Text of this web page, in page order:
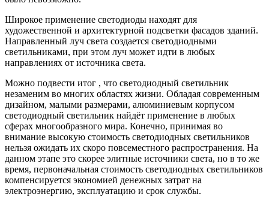
Широкое применение светодиоды находят для
художественной и архитектурной подсветки фасадов зданий.
Направленный луч света создается светодиодными
светильниками, при этом луч может идти в любых
направлениях от источника света.
Можно подвести итог , что светодиодный светильник
незаменим во многих областях жизни. Обладая современным
дизайном, малыми размерами, алюминиевым корпусом
светодиодный светильник найдёт применение в любых
сферах многообразного мира. Конечно, принимая во
внимание высокую стоимость светодиодных светильников
нельзя ожидать их скоро повсеместного распространения. На
данном этапе это скорее элитные источники света, но в то же
время, первоначальная стоимость светодиодных светильников
компенсируется экономией денежных затрат на
электроэнергию, эксплуатацию и срок службы.